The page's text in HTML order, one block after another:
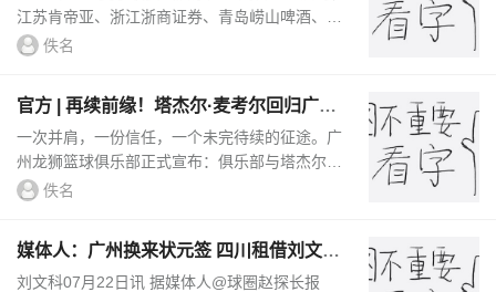
江苏肯帝亚、浙江浙商证券、青岛崂山啤酒、深
圳马可波罗四支CBA球队将齐聚启东，在江海之
佚名
官方 | 再续前缘！塔杰尔·麦考尔回归广州
龙狮
一次并肩，一份信任，一个未完待续的征途。广
州龙狮篮球俱乐部正式宣布：俱乐部与塔杰尔·
麦考尔（Tahjere McCall）再度完成签约。待CB
佚名
媒体人：广州换来状元签 四川租借刘文科
+得到首轮签+次轮签+现金
刘文科07月22日讯 据媒体人@球圈赵探长报